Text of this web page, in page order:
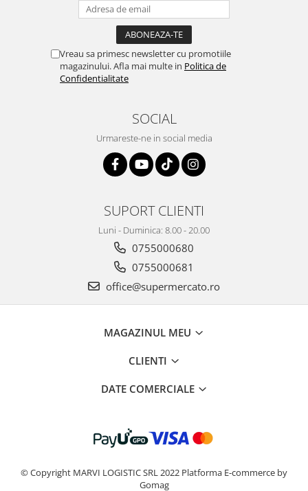
Vreau sa primesc newsletter cu promotiile
magazinului. Afla mai multe in Politica de
Confidentialitate
SOCIAL
Urmareste-ne in social media
SUPORT CLIENTI
Luni - Duminica: 8.00 - 20.00
0755000680
0755000681
office@supermercato.ro
MAGAZINUL MEU
CLIENTI
DATE COMERCIALE
© Copyright MARVI LOGISTIC SRL 2022 Platforma E-commerce by
Gomag